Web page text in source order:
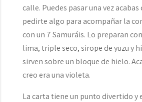
calle. Puedes pasar una vez acabas
pedirte algo para acompañar la
con un 7 Samuráis. Lo preparan
lima, triple seco, sirope de yuzu y
sirven sobre un bloque de hielo.
creo era una violeta.
La carta tiene un punto divertido y